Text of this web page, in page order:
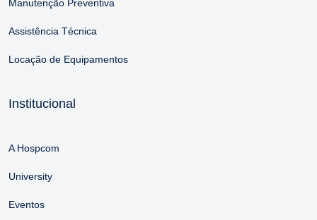
Manutenção Preventiva
Assistência Técnica
Locação de Equipamentos
Institucional
A Hospcom
University
Eventos